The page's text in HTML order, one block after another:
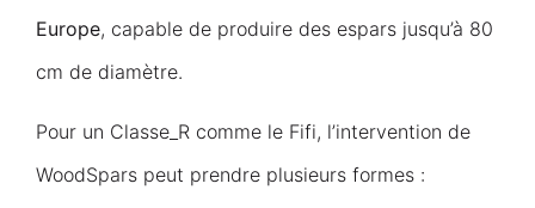
Europe, capable de produire des espars jusqu’à 80
cm de diamètre.
Pour un Classe_R comme le Fifi, l’intervention de
WoodSpars peut prendre plusieurs formes :